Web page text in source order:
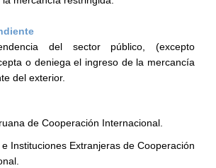
del sector público, (excepto
o deniega el ingreso de la mercancía
del exterior.
de Cooperación Internacional.
e Instituciones Extranjeras de Cooperación